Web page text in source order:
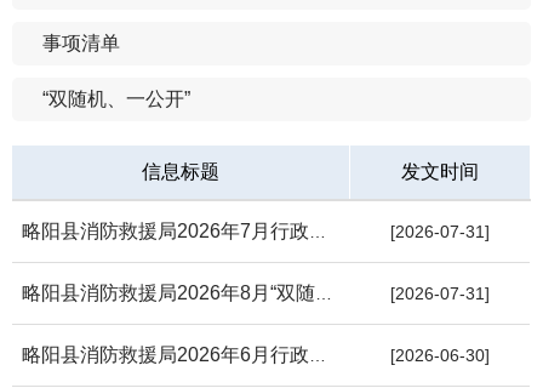
事项清单
“双随机、一公开”
信息标题 发文时间
略阳县消防救援局2026年7月行政执法情况公开表 [2026-07-31]
略阳县消防救援局2026年8月“双随机、一公开”抽查计划公示表 [2026-07-31]
略阳县消防救援局2026年6月行政执法情况公开表 [2026-06-30]